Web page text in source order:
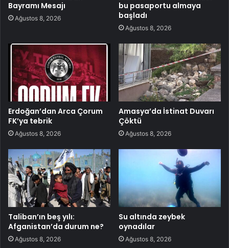
Bayramı Mesajı
Ağustos 8, 2026
bu pasaportu almaya
başladı
Ağustos 8, 2026
Erdoğan’dan Arca Çorum
FK’ya tebrik
Ağustos 8, 2026
Amasya’da İstinat Duvarı
Çöktü
Ağustos 8, 2026
Taliban’ın beş yılı:
Afganistan’da durum ne?
Ağustos 8, 2026
Su altında zeybek
oynadılar
Ağustos 8, 2026